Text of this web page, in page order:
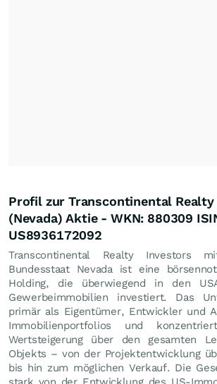
Profil zur Transcontinental
(Nevada) Aktie - WKN: 880309
US8936172092
Transcontinental Realty Investors
Bundesstaat Nevada ist eine
Holding, die überwiegend in den
Gewerbeimmobilien investiert. Das
primär als Eigentümer, Entwickler und
Immobilienportfolios und
Wertsteigerung über den gesamten
Objekts – von der Projektentwicklung
bis hin zum möglichen Verkauf. Die